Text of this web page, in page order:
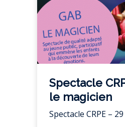
Spectacle
le magicien
Spectacle CRPE –